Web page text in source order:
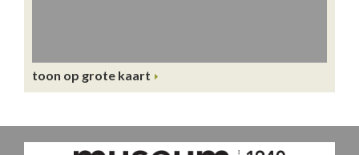
toon op grote kaart